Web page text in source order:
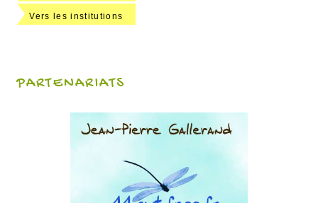
Vers les institutions
PARTENARIATS